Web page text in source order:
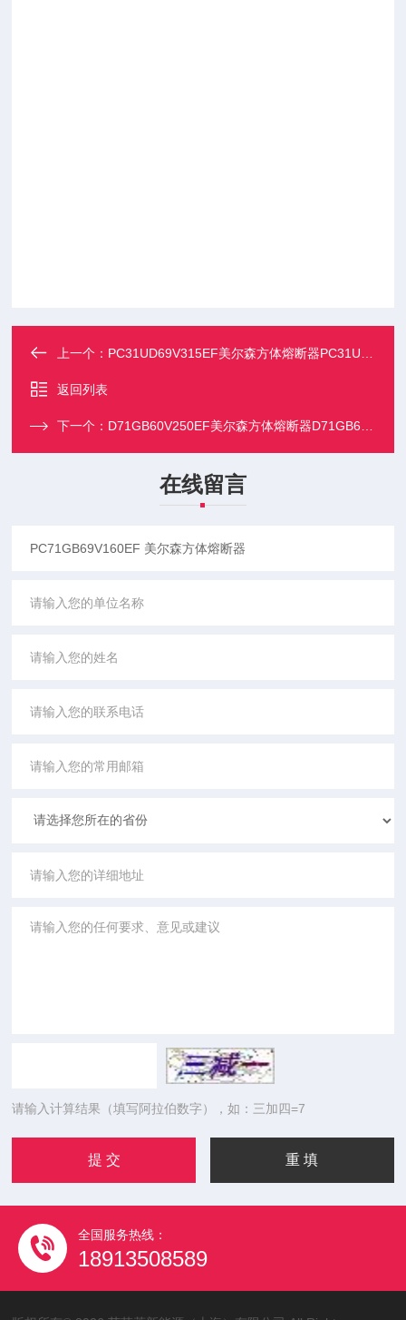
上一个： PC31UD69V315EF美尔森方体熔断器PC31UD69V160EF
返回列表
下一个： D71GB60V250EF美尔森方体熔断器D71GB60V160EF
在线留言
请输入计算结果（填写阿拉伯数字），如：三加四=7
全国服务热线：
18913508589